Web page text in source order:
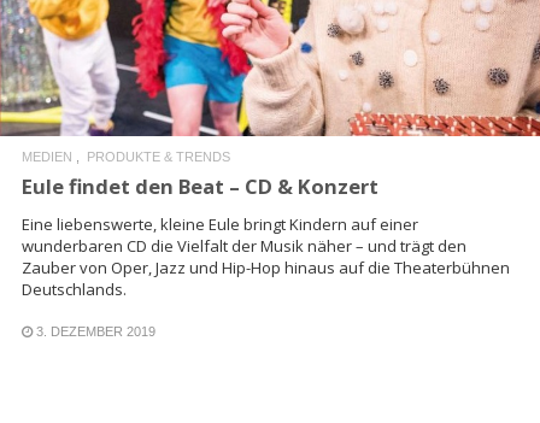
MEDIEN PRODUKTE & TRENDS
Eule findet den Beat – CD & Konzert
Eine liebenswerte, kleine Eule bringt Kindern auf einer
wunderbaren CD die Vielfalt der Musik näher – und trägt den
Zauber von Oper, Jazz und Hip-Hop hinaus auf die Theaterbühnen
Deutschlands.
3. DEZEMBER 2019